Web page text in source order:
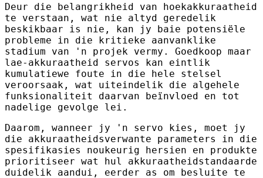
Deur die belangrikheid van hoekakkuraatheid
te verstaan, wat nie altyd geredelik
beskikbaar is nie, kan jy baie potensiële
probleme in die kritieke aanvanklike
stadium van 'n projek vermy. Goedkoop maar
lae-akkuraatheid servos kan eintlik
kumulatiewe foute in die hele stelsel
veroorsaak, wat uiteindelik die algehele
funksionaliteit daarvan beïnvloed en tot
nadelige gevolge lei.
Daarom, wanneer jy 'n servo kies, moet jy
die akkuraatheidsverwante parameters in die
spesifikasies noukeurig hersien en produkte
prioritiseer wat hul akkuraatheidstandaarde
duidelik aandui, eerder as om besluite te